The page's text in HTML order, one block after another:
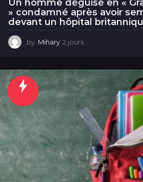
Un homme déguisé en «
» condamné après avoir
devant un hôpital
by Mihary 2 jours
u